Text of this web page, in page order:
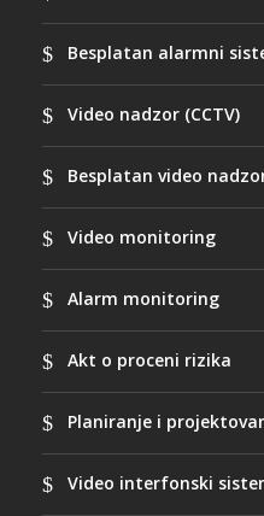
Besplatan alarmni
Video nadzor (CCTV)
Besplatan video
Video monitoring
Alarm monitoring
Akt o proceni rizika
Planiranje i
Video interfonski